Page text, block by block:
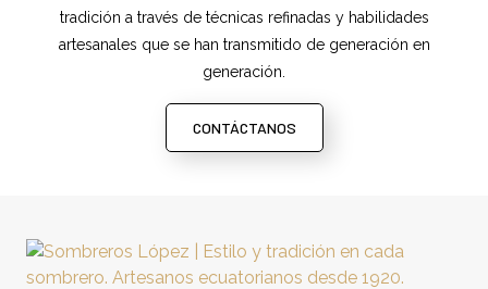
tradición a través de técnicas refinadas y habilidades
artesanales que se han transmitido de generación en
generación.
CONTÁCTANOS